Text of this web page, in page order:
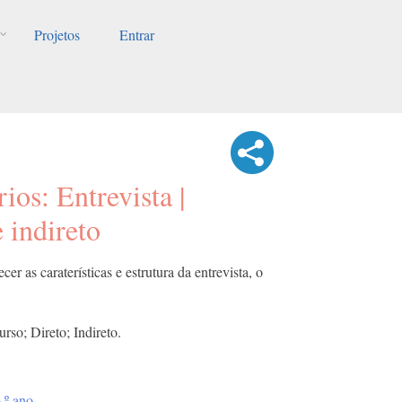
Projetos Entrar
Entrevista |
indireto
as caraterísticas e estrutura da entrevista, o
Direto; Indireto.